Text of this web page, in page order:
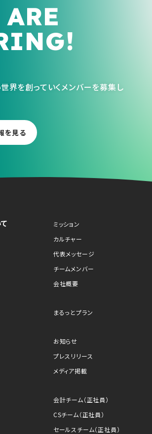
界を創っていくメンバーを募集し
を見る
ミッション
カルチャー
代表メッセージ
チームメンバー
会社概要
まるっとプラン
お知らせ
プレスリリース
メディア掲載
会計チーム（正社員）
CSチーム（正社員）
セールスチーム（正社員）